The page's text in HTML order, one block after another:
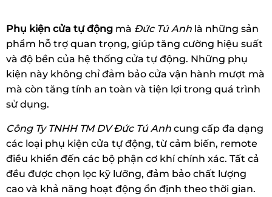
Phụ kiện cửa tự động mà Đức Tú Anh là những sản
phẩm hỗ trợ quan trọng, giúp tăng cường hiệu suất
và độ bền của hệ thống cửa tự động. Những phụ
kiện này không chỉ đảm bảo cửa vận hành mượt mà
mà còn tăng tính an toàn và tiện lợi trong quá trình
sử dụng.
Công Ty TNHH TM DV Đức Tú Anh cung cấp đa dạng
các loại phụ kiện cửa tự động, từ cảm biến, remote
điều khiển đến các bộ phận cơ khí chính xác. Tất cả
đều được chọn lọc kỹ lưỡng, đảm bảo chất lượng
cao và khả năng hoạt động ổn định theo thời gian.